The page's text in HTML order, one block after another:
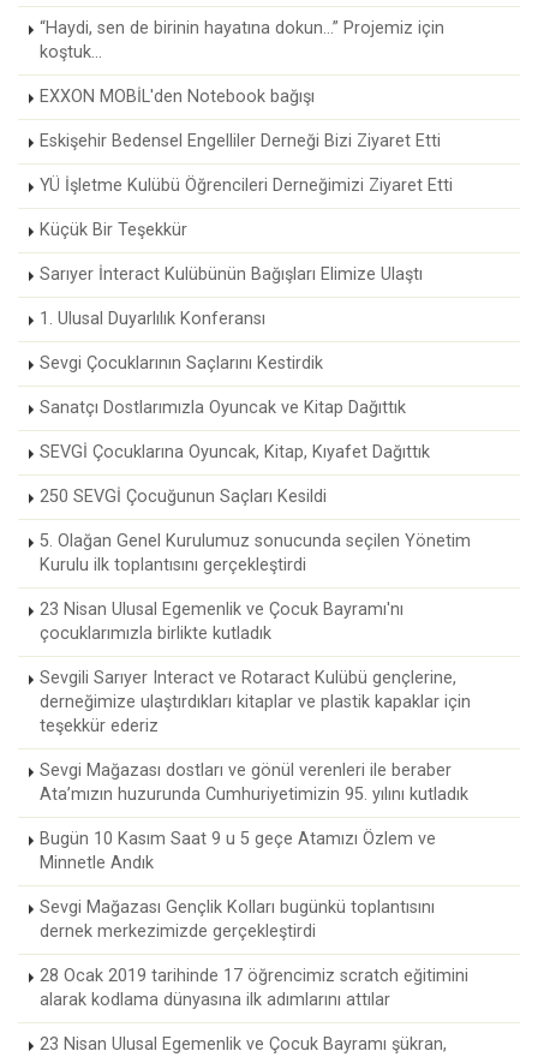
“Haydi, sen de birinin hayatına dokun...” Projemiz için
koştuk...
EXXON MOBİL'den Notebook bağışı
Eskişehir Bedensel Engelliler Derneği Bizi Ziyaret Etti
YÜ İşletme Kulübü Öğrencileri Derneğimizi Ziyaret Etti
Küçük Bir Teşekkür
Sarıyer İnteract Kulübünün Bağışları Elimize Ulaştı
1. Ulusal Duyarlılık Konferansı
Sevgi Çocuklarının Saçlarını Kestirdik
Sanatçı Dostlarımızla Oyuncak ve Kitap Dağıttık
SEVGİ Çocuklarına Oyuncak, Kitap, Kıyafet Dağıttık
250 SEVGİ Çocuğunun Saçları Kesildi
5. Olağan Genel Kurulumuz sonucunda seçilen Yönetim
Kurulu ilk toplantısını gerçekleştirdi
23 Nisan Ulusal Egemenlik ve Çocuk Bayramı'nı
çocuklarımızla birlikte kutladık
Sevgili Sarıyer Interact ve Rotaract Kulübü gençlerine,
derneğimize ulaştırdıkları kitaplar ve plastik kapaklar için
teşekkür ederiz
Sevgi Mağazası dostları ve gönül verenleri ile beraber
Ata’mızın huzurunda Cumhuriyetimizin 95. yılını kutladık
Bugün 10 Kasım Saat 9 u 5 geçe Atamızı Özlem ve
Minnetle Andık
Sevgi Mağazası Gençlik Kolları bugünkü toplantısını
dernek merkezimizde gerçekleştirdi
28 Ocak 2019 tarihinde 17 öğrencimiz scratch eğitimini
alarak kodlama dünyasına ilk adımlarını attılar
23 Nisan Ulusal Egemenlik ve Çocuk Bayramı şükran,